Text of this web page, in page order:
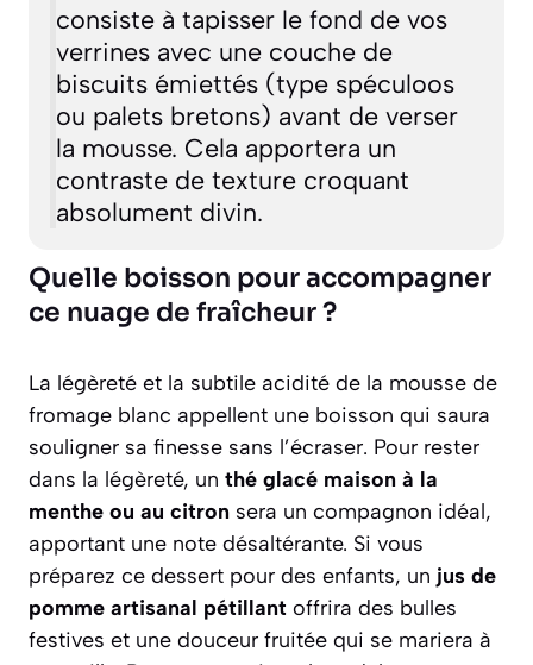
consiste à tapisser le fond de vos
verrines avec une couche de
biscuits émiettés (type spéculoos
ou palets bretons) avant de verser
la mousse. Cela apportera un
contraste de texture croquant
absolument divin.
Quelle boisson pour accompagner
ce nuage de fraîcheur ?
La légèreté et la subtile acidité de la mousse de
fromage blanc appellent une boisson qui saura
souligner sa finesse sans l’écraser. Pour rester
dans la légèreté, un thé glacé maison à la
menthe ou au citron sera un compagnon idéal,
apportant une note désaltérante. Si vous
préparez ce dessert pour des enfants, un jus de
pomme artisanal pétillant offrira des bulles
festives et une douceur fruitée qui se mariera à